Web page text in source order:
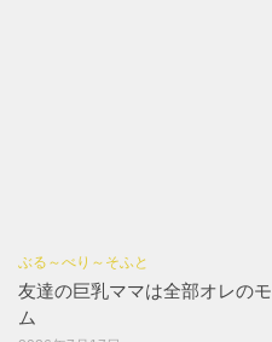
ぶる～べり～そふと
友達の巨乳ママは全部オレの
ム